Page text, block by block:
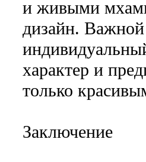
и живыми
дизайн. Важной
характер и
только
Заключение